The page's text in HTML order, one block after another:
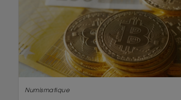
Numismatique